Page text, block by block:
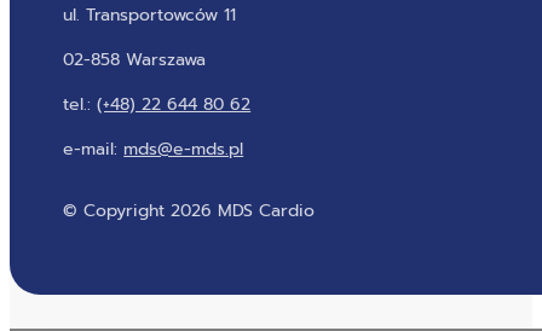
ul. Transportowców 11
02-858 Warszawa
tel.:(+48) 22 644 80 62
e-mail: mds@e-mds.pl
© Copyright 2026 MDS Cardio